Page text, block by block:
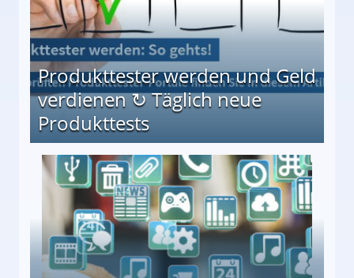
Produkttester werden und Geld
verdienen ↻ Täglich neue
Produkttests
↻ Täglich neue Produkttests